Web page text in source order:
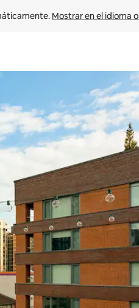
Mostrar en el idioma
abajo o explora con el tacto